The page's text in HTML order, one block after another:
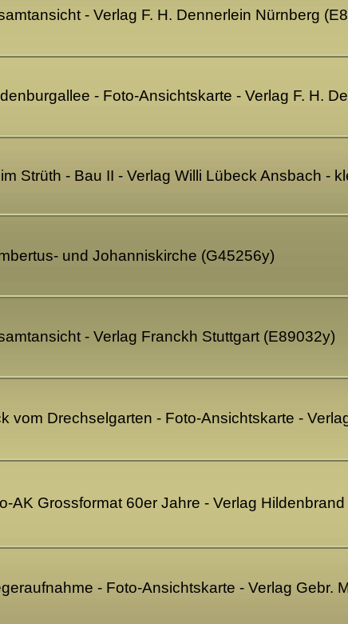
- Verlag F. H. Dennerlein Nürnberg
- Foto-Ansichtskarte - Verlag F. H.
Strüth - Bau II - Verlag Willi Lübeck Ansbach -
und Johanniskirche (G45256y)
- Verlag Franckh Stuttgart (E89032y)
vom Drechselgarten - Foto-Ansichtskarte -
AK Grossformat 60er Jahre - Verlag
- Foto-Ansichtskarte - Verlag Gebr.